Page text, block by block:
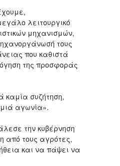
λειτουργικό
μηχανισμών,
τους
που καθιστά
της προσφοράς
συζήτηση,
αγωνία».
την κυβέρνηση
από τους αγρότες,
και να πάψει να